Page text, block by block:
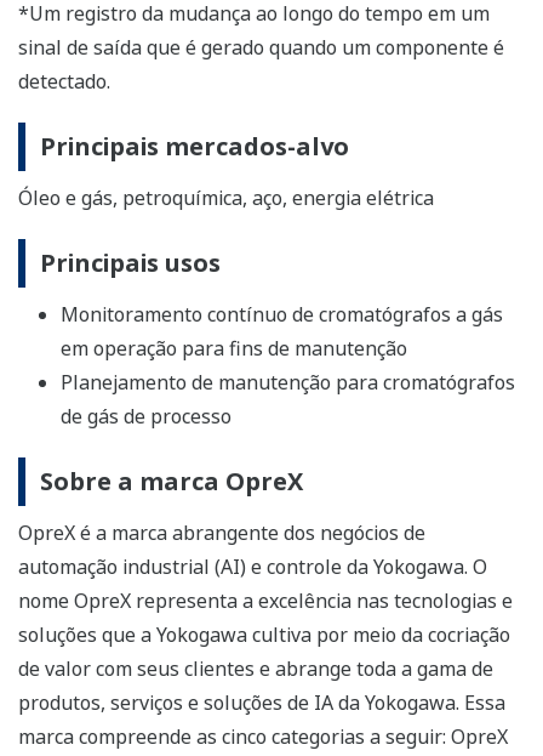
*Um registro da mudança ao longo do tempo em um
sinal de saída que é gerado quando um componente é
detectado.
Principais mercados-alvo
Óleo e gás, petroquímica, aço, energia elétrica
Principais usos
Monitoramento contínuo de cromatógrafos a gás
em operação para fins de manutenção
Planejamento de manutenção para cromatógrafos
de gás de processo
Sobre a marca OpreX
OpreX é a marca abrangente dos negócios de
automação industrial (AI) e controle da Yokogawa. O
nome OpreX representa a excelência nas tecnologias e
soluções que a Yokogawa cultiva por meio da cocriação
de valor com seus clientes e abrange toda a gama de
produtos, serviços e soluções de IA da Yokogawa. Essa
marca compreende as cinco categorias a seguir: OpreX